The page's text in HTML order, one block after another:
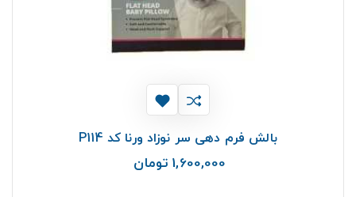
بالش فرم دهی سر نوزاد ورنا کد P114
1,600,000 تومان